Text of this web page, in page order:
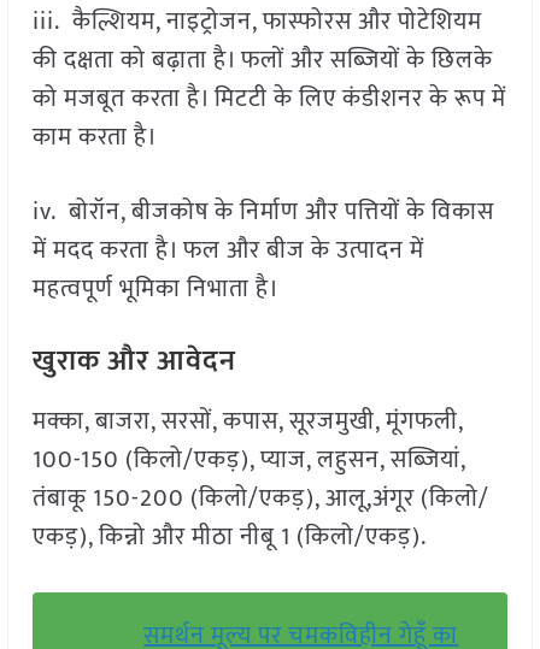
iii. कैल्शियम, नाइट्रोजन, फास्फोरस और पोटेशियम
की दक्षता को बढ़ाता है। फलों और सब्जियों के छिलके
को मजबूत करता है। मिटटी के लिए कंडीशनर के रूप में
काम करता है।
iv. बोरॉन, बीजकोष के निर्माण और पत्तियों के विकास
में मदद करता है। फल और बीज के उत्पादन में
महत्वपूर्ण भूमिका निभाता है।
खुराक और आवेदन
मक्का, बाजरा, सरसों, कपास, सूरजमुखी, मूंगफली,
100-150 (किलो/एकड़), प्याज, लहुसन, सब्जियां,
तंबाकू 150-200 (किलो/एकड़), आलू,अंगूर (किलो/
एकड़), किन्नो और मीठा नीबू 1 (किलो/एकड़).
समर्थन मूल्य पर चमकविहीन गेहूँ का